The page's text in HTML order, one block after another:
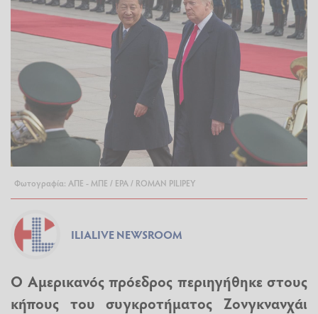
Φωτογραφία: ΑΠΕ - ΜΠΕ / EPA / ROMAN PILIPEY
ILIALIVE NEWSROOM
Ο Αμερικανός πρόεδρος περιηγήθηκε στους
κήπους του συγκροτήματος Ζονγκνανχάι